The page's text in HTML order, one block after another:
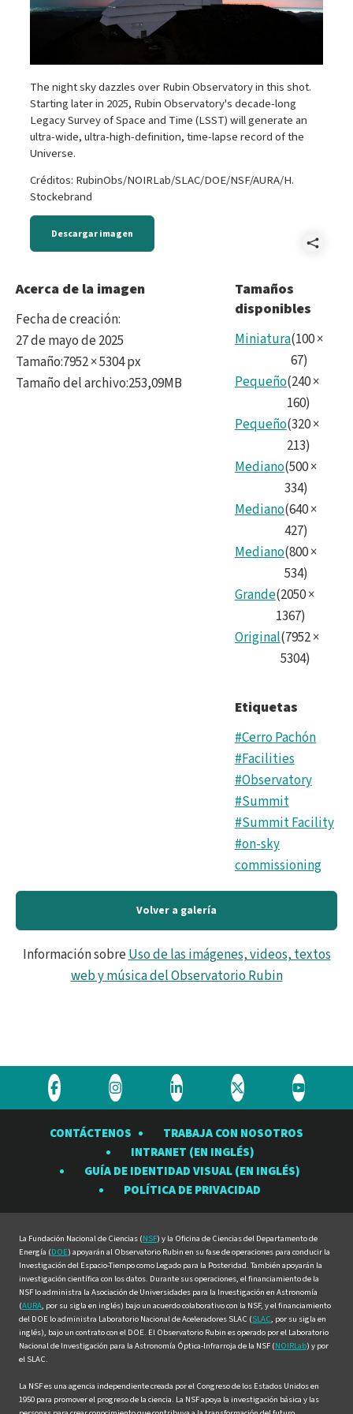
The night sky dazzles over Rubin Observatory in this shot.
Starting later in 2025, Rubin Observatory's decade-long
Legacy Survey of Space and Time (LSST) will generate an
ultra-wide, ultra-high-definition, time-lapse record of the
Universe.
Créditos: RubinObs/NOIRLab/SLAC/DOE/NSF/AURA/H.
Stockebrand
Descargar imagen
Acerca de la imagen
Fecha de creación:
27 de mayo de 2025
Tamaño:7952 × 5304 px
Tamaño del archivo:253,09MB
Tamaños
disponibles
Miniatura(100×
67)
Pequeño(240×
160)
Pequeño(320×
213)
Mediano(500×
334)
Mediano(640×
427)
Mediano(800×
534)
Grande(2050×
1367)
Original(7952×
5304)
Etiquetas
#Cerro Pachón
#Facilities
#Observatory
#Summit
#Summit Facility
#on-sky
commissioning
Volver a galería
Información sobreUso de las imágenes, videos, textos
web y música del Observatorio Rubin
Visite
Observatorio
Visite
Observatorio
Rubin
en
Visite
Observatorio
Rubin
en
Visite
Observatorio
Rubin
en
Visite
Rubin
en
CONTÁCTENOS
TRABAJA CON NOSOTROS
INTRANET (EN INGLÉS)
GUÍA DE IDENTIDAD VISUAL (EN INGLÉS)
POLÍTICA DE PRIVACIDAD
La Fundación Nacional de Ciencias (NSF) y la Oficina de Ciencias del Departamento de
Energía (DOE) apoyarán al Observatorio Rubin en su fase de operaciones para conducir la
Investigación del Espacio-Tiempo como Legado para la Posteridad. También apoyarán la
investigación científica con los datos. Durante sus operaciones, el financiamiento de la
NSF lo administra la Asociación de Universidades para la Investigación en Astronomía
(AURA, por su sigla en inglés) bajo un acuerdo colaborativo con la NSF, y el financiamiento
del DOE lo administra Laboratorio Nacional de Aceleradores SLAC (SLAC, por su sigla en
inglés), bajo un contrato con el DOE. El Observatorio Rubin es operado por el Laboratorio
Nacional de Investigación para la Astronomía Óptica-Infrarroja de la NSF (NOIRLab) y por
el SLAC.
La NSF es una agencia independiente creada por el Congreso de los Estados Unidos en
1950 para promover el progreso de la ciencia. La NSF apoya la investigación básica y las